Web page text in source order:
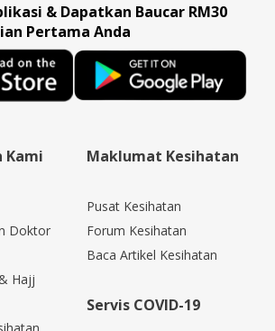
& Dapatkan Baucar RM30
Pertama Anda
Kami
Doktor
Hajj
Maklumat Kesihatan
Pusat Kesihatan
Forum Kesihatan
Baca Artikel Kesihatan
Servis COVID-19